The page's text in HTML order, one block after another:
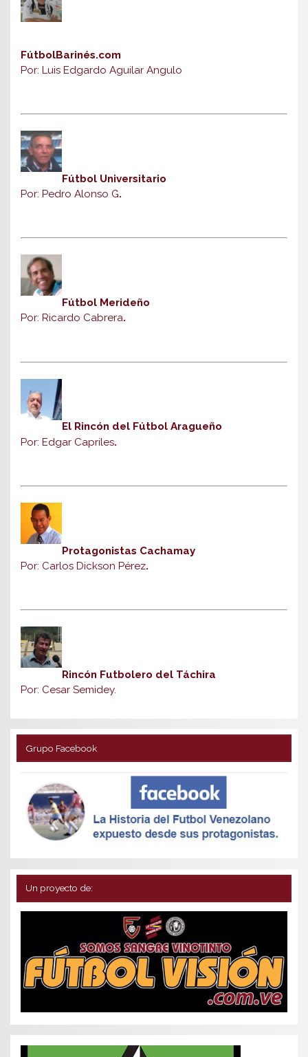
FútbolBarinés.com
Por: Luis Edgardo Aguilar Angulo
Fútbol Universitario
Por: Pedro Alonso G.
Fútbol Merideño
Por: Ricardo Cabrera.
El Rincón del Fútbol Aragueño
Por: Edgar Capriles.
Protagonistas Cachamay
Por: Carlos Dickson Pérez.
Rincón Futbolero del Táchira
Por: Cesar Semidey.
Grupo Facebook
Un proyecto de: